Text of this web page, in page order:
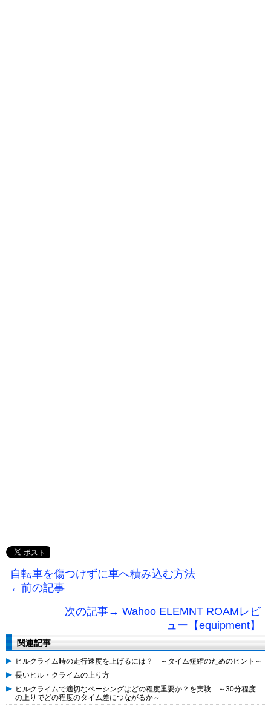
自転車を傷つけずに車へ積み込む方法
←前の記事
次の記事→ Wahoo ELEMNT ROAMレビ
ュー【equipment】
関連記事
ヒルクライム時の走行速度を上げるには？ ～タイム短縮のためのヒント～
長いヒル・クライムの上り方
ヒルクライムで適切なペーシングはどの程度重要か？を実験 ～30分程度
の上りでどの程度のタイム差につながるか～